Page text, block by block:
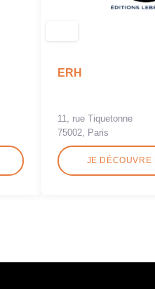
ERH
11, rue Tiquetonne
75002, Paris
JE DÉCOUVRE